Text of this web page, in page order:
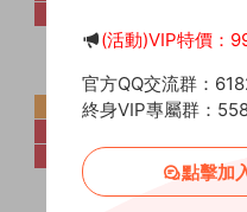
(活動)VIP特價：
官方QQ交流群：
終身VIP專屬群：
點擊加